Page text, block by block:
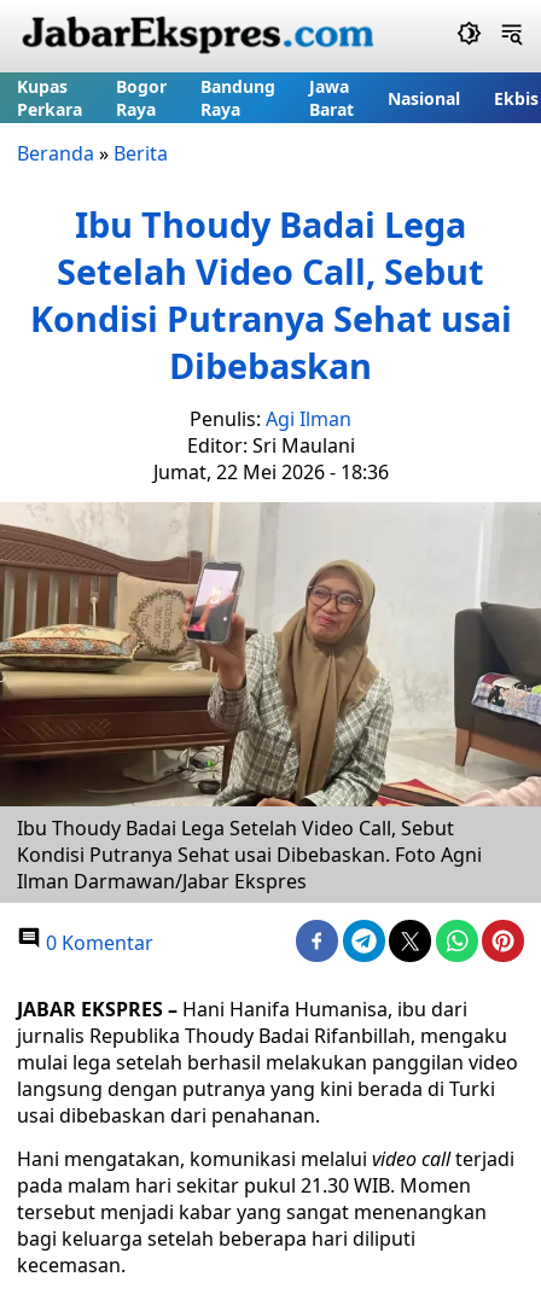
Kupas
Perkara
Bogor
Raya
Bandung
Raya
Jawa
Barat
Nasional Ekbis
Beranda » Berita
Ibu Thoudy Badai Lega
Setelah Video Call, Sebut
Kondisi Putranya Sehat usai
Dibebaskan
Penulis: Agi Ilman
Editor: Sri Maulani
Jumat, 22 Mei 2026 - 18:36
Ibu Thoudy Badai Lega Setelah Video Call, Sebut
Kondisi Putranya Sehat usai Dibebaskan. Foto Agni
Ilman Darmawan/Jabar Ekspres
0 Komentar
JABAR EKSPRES – Hani Hanifa Humanisa, ibu dari
jurnalis Republika Thoudy Badai Rifanbillah, mengaku
mulai lega setelah berhasil melakukan panggilan video
langsung dengan putranya yang kini berada di Turki
usai dibebaskan dari penahanan.
Hani mengatakan, komunikasi melalui video callterjadi
pada malam hari sekitar pukul 21.30 WIB. Momen
tersebut menjadi kabar yang sangat menenangkan
bagi keluarga setelah beberapa hari diliputi
kecemasan.